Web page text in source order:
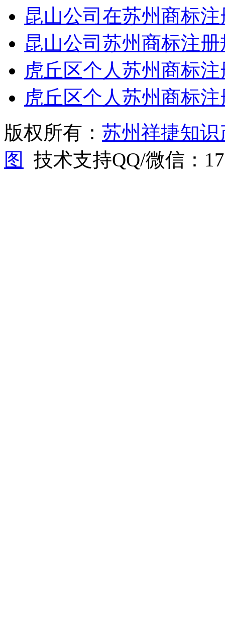
昆山公司在苏州商标
昆山公司苏州商标注
虎丘区个人苏州商标
虎丘区个人苏州商标
版权所有： 苏州祥捷知
图
技术支持QQ/微信：